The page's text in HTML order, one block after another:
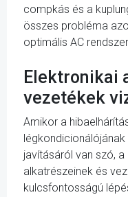
compkás és a
összes probléma
optimális AC
Elektronikai
vezetékek
Amikor a
javításáról van szó,
alkatrészeinek és
kulcsfontosságú